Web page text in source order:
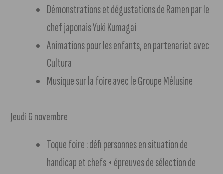
Démonstrations et dégustations de Ramen par le
chef japonais Yuki Kumagai
Animations pour les enfants, en partenariat avec
Cultura
Musique sur la foire avec le Groupe Mélusine
Jeudi 6 novembre
Toque foire : défi personnes en situation de
handicap et chefs + épreuves de sélection de